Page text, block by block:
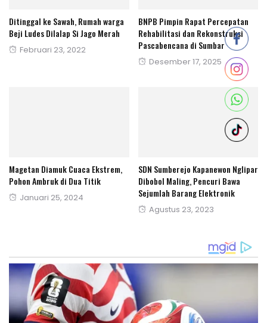
Ditinggal ke Sawah, Rumah warga
Beji Ludes Dilalap Si Jago Merah
Posted
Februari 23, 2022
BNPB Pimpin Rapat Percepatan
Rehabilitasi dan Rekonstruksi
Pascabencana di Sumbar
Posted
Desember 17, 2025
Magetan Diamuk Cuaca Ekstrem,
Pohon Ambruk di Dua Titik
Posted
Januari 25, 2024
SDN Sumberejo Kapanewon Nglipar
Dibobol Maling, Pencuri Bawa
Sejumlah Barang Elektronik
Posted
Agustus 23, 2023